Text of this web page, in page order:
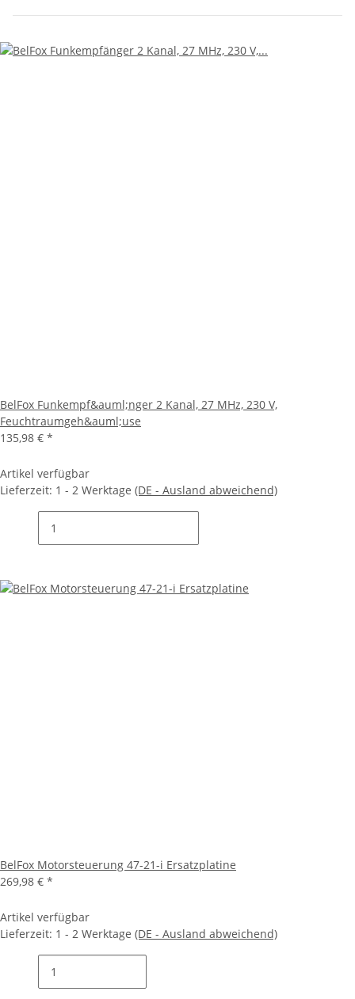
BelFox Funkempf&auml;nger 2 Kanal, 27 MHz, 230 V,
Feuchtraumgeh&auml;use
135,98 € *
Artikel verfügbar
Lieferzeit: 1 - 2 Werktage (DE - Ausland abweichend)
BelFox Motorsteuerung 47-21-i Ersatzplatine
269,98 € *
Artikel verfügbar
Lieferzeit: 1 - 2 Werktage (DE - Ausland abweichend)